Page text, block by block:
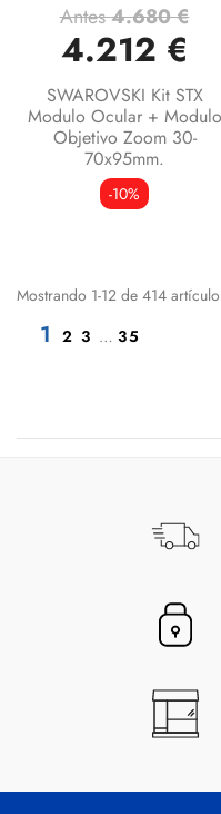
Antes4.680 €
4.212 €
SWAROVSKI Kit STX
Modulo Ocular + Modulo
Objetivo Zoom 30-
70x95mm.
-10%
Mostrando 1-12 de 414
1 2 3 … 35